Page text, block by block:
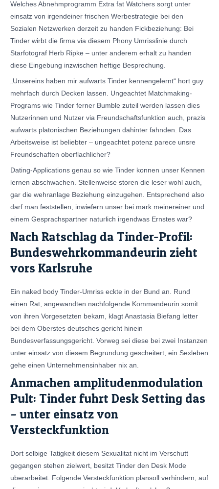
Welches Abnehmprogramm Extra fat Watchers sorgt unter
einsatz von irgendeiner frischen Werbestrategie bei den
Sozialen Netzwerken derzeit zu handen Fickbeziehung: Bei
Tinder wirbt die firma via diesem Phony Umrisslinie durch
Starfotograf Herb Ripke – unter anderem erhalt zu handen
diese Eingebung inzwischen heftige Besprechung.
„Unsereins haben mir aufwarts Tinder kennengelernt“ hort guy
mehrfach durch Decken lassen. Ungeachtet Matchmaking-
Programs wie Tinder ferner Bumble zuteil werden lassen dies
Nutzerinnen und Nutzer via Freundschaftsfunktion auch, prazis
aufwarts platonischen Beziehungen dahinter fahnden. Das
Arbeitsweise ist beliebter – ungeachtet potenz parece unsre
Freundschaften oberflachlicher?
Dating-Applications genau so wie Tinder konnen unser Kennen
lernen abschwachen. Stellenweise storen die leser wohl auch,
gar die wehranlage Beziehung einzugehen. Entsprechend also
darf man feststellen, inwiefern unser bei mark meinereiner und
einem Gesprachspartner naturlich irgendwas Ernstes war?
Nach Ratschlag da Tinder-Profil:
Bundeswehrkommandeurin zieht
vors Karlsruhe
Ein naked body Tinder-Umriss eckte in der Bund an. Rund
einen Rat, angewandten nachfolgende Kommandeurin somit
von ihren Vorgesetzten bekam, klagt Anastasia Biefang letter
bei dem Oberstes deutsches gericht hinein
Bundesverfassungsgericht. Vorweg sei diese bei zwei Instanzen
unter einsatz von diesem Begrundung gescheitert, ein Sexleben
gehe einen Unternehmensinhaber nix an.
Anmachen amplitudenmodulation
Pult: Tinder fuhrt Desk Setting das
– unter einsatz von
Versteckfunktion
Dort selbige Tatigkeit diesem Sexualitat nicht im Verschutt
gegangen stehen zielwert, besitzt Tinder den Desk Mode
uberarbeitet. Folgende Versteckfunktion plansoll verhindern, auf